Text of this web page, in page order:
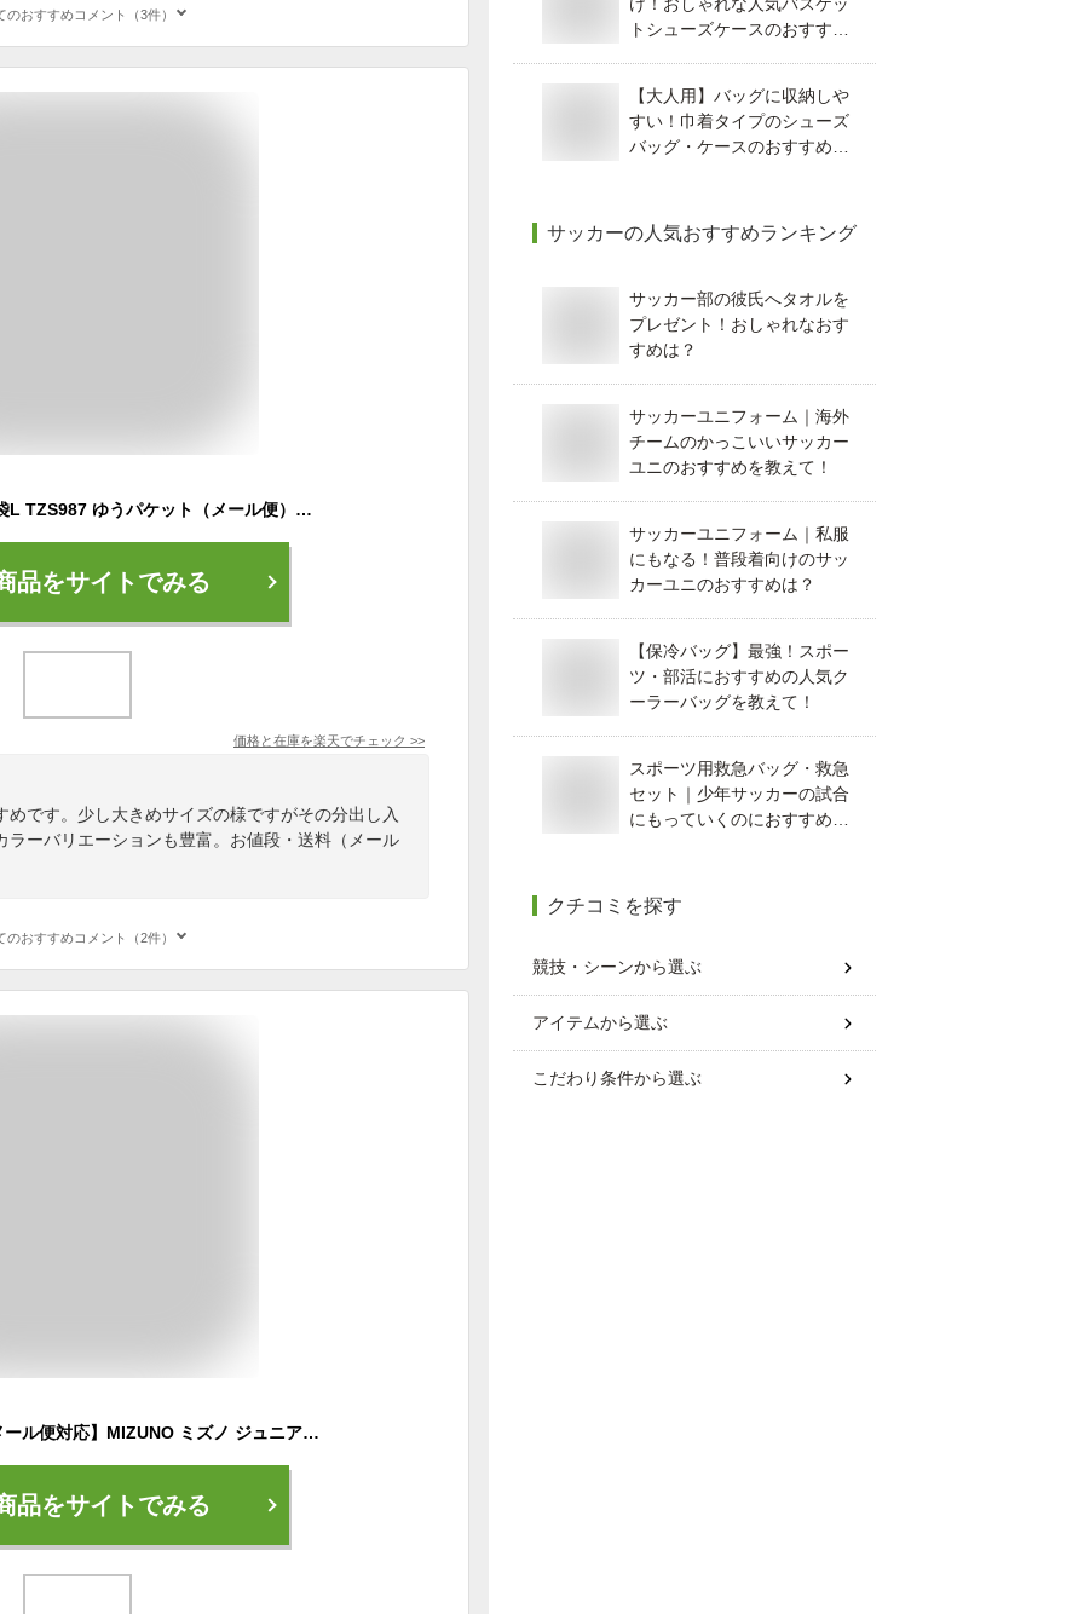
のおすすめコメント（3件）
アシックス シューズ袋L TZS987 ゆうパケット（メール便）対応 【メール便10点まで】
品をサイトでみる
価格と在庫を楽天でチェック >>
です。少し大きめサイズの様ですがその分出し入
ラーバリエーションも豊富。お値段・送料（メール
のおすすめコメント（2件）
【お取り寄せ含】【メール便対応】MIZUNO ミズノ ジュニア シューズバック(M) シューズケース シューズ袋 巾着式 J1GZ1805 06 09 14 25 62 バレンタインデー V.D ホワイトデー W.D 新入学 プレゼント
品をサイトでみる
トシューズケースのおすすめ
【大人用】バッグに収納しや
すい！巾着タイプのシューズ
バッグ・ケースのおすすめ
サッカーの人気おすすめランキング
サッカー部の彼氏へタオルを
プレゼント！おしゃれなおす
すめは？
サッカーユニフォーム｜海外
チームのかっこいいサッカー
ユニのおすすめを教えて！
サッカーユニフォーム｜私服
にもなる！普段着向けのサッ
カーユニのおすすめは？
【保冷バッグ】最強！スポー
ツ・部活におすすめの人気ク
ーラーバッグを教えて！
スポーツ用救急バッグ・救急
セット｜少年サッカーの試合
にもっていくのにおすすめ
クチコミを探す
競技・シーンから選ぶ
アイテムから選ぶ
こだわり条件から選ぶ